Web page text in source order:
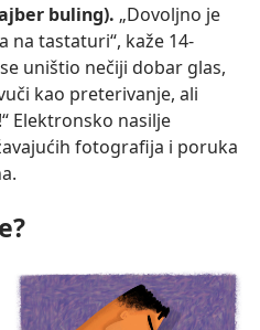
buling). „Dovoljno je
na tastaturi“, kaže 14-
uništio nečiji dobar glas,
kao preterivanje, ali
Elektronsko nasilje
fotografija i poruka